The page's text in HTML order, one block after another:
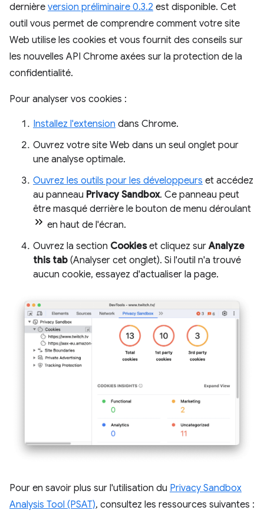
dernière version préliminaire 0.3.2 est disponible. Cet
outil vous permet de comprendre comment votre site
Web utilise les cookies et vous fournit des conseils sur
les nouvelles API Chrome axées sur la protection de la
confidentialité.
Pour analyser vos cookies :
Installez l'extension dans Chrome.
Ouvrez votre site Web dans un seul onglet pour
une analyse optimale.
Ouvrez les outils pour les développeurs et accédez
au panneau Privacy Sandbox. Ce panneau peut
être masqué derrière le bouton de menu déroulant
en haut de l'écran.
Ouvrez la section Cookieset cliquez surAnalyze
this tab (Analyser cet onglet). Si l'outil n'a trouvé
aucun cookie, essayez d'actualiser la page.
Pour en savoir plus sur l'utilisation du Privacy Sandbox
Analysis Tool (PSAT), consultez les ressources suivantes :